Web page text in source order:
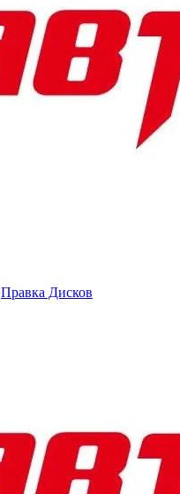
Правка Дисков